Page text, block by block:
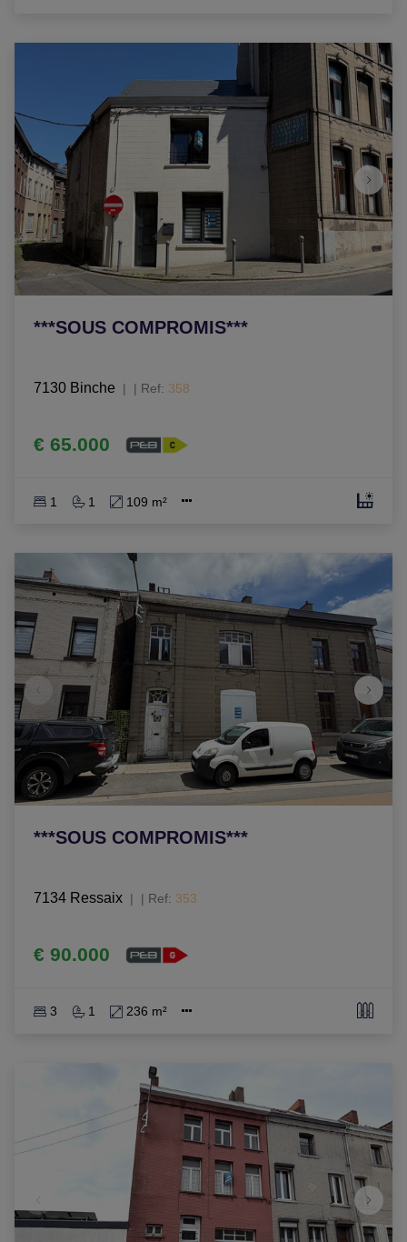
***SOUS COMPROMIS***
7130 Binche | Ref: 358
€ 65.000
1 1 109 m²
***SOUS COMPROMIS***
7134 Ressaix | Ref: 353
€ 90.000
3 1 236 m²